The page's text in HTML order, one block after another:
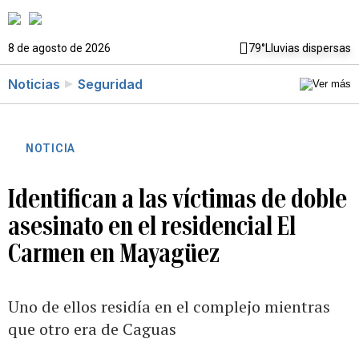
8 de agosto de 2026 79°Lluvias dispersas
Noticias Seguridad
NOTICIA
Identifican a las víctimas de doble
asesinato en el residencial El
Carmen en Mayagüez
Uno de ellos residía en el complejo mientras
que otro era de Caguas